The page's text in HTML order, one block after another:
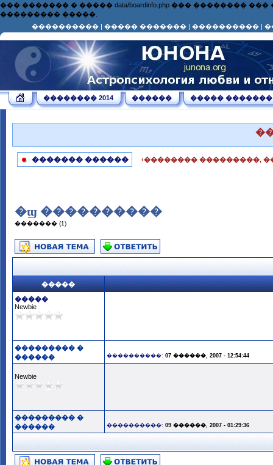
��� ������� � ����� data/boardinfo.php ���
��������� �����.
���������� | ����� ������� | ���������� |
�������� 2014 ������ ����� �������
������� ������ ‹�������� ���������,
�ϣ ����������
������� (1)
�����
�����
Newbie
��������� �
������
����������: 07 ������, 2007 - 12:54:44
Newbie
��������� �
������
����������: 09 ������, 2007 - 01:29:36